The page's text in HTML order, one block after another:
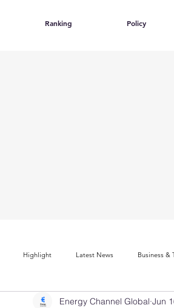
Ranking Policy
Highlight Latest News Business &
Company Rankings Market Leaders
Energy Channel Global Jun